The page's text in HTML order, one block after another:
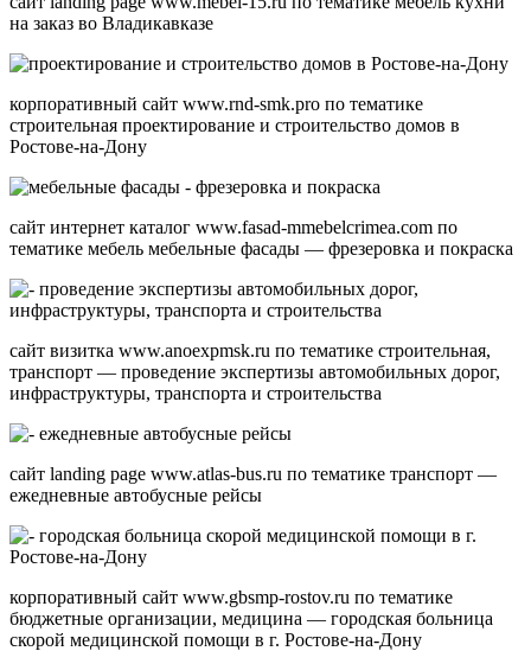
на заказ во Владикавказе
корпоративный сайт www.rnd-smk.pro по тематике
строительная проектирование и строительство домов в
Ростове-на-Дону
сайт интернет каталог www.fasad-mmebelcrimea.com по
тематике мебель мебельные фасады — фрезеровка и покраска
сайт визитка www.anoexpmsk.ru по тематике строительная,
транспорт — проведение экспертизы автомобильных дорог,
инфраструктуры, транспорта и строительства
сайт landing page www.atlas-bus.ru по тематике транспорт —
ежедневные автобусные рейсы
корпоративный сайт www.gbsmp-rostov.ru по тематике
бюджетные организации, медицина — городская больница
скорой медицинской помощи в г. Ростове-на-Дону